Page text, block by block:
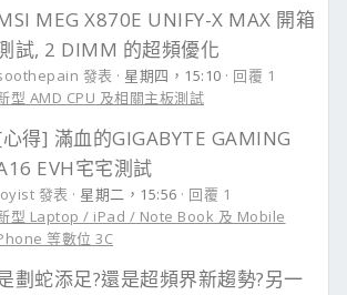
MEG X870E UNIFY-X MAX 開箱
試, 2 DIMM 的超頻優化
發表 星期四，15:10
回覆 1
型 AMD CPU 及相關主板測試
得] 滿血的GIGABYTE GAMING
EVH宅宅測試
發表 星期二，15:56
回覆 1
型 Laptop / iPad / Note Book 及 Mobile
等數位 3C
劃蛇添足?還是超頻界新趨勢?另一